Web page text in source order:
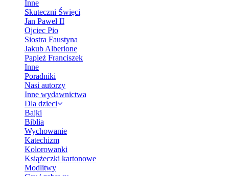
Inne
Skuteczni Święci
Jan Paweł II
Ojciec Pio
Siostra Faustyna
Jakub Alberione
Papież Franciszek
Inne
Poradniki
Nasi autorzy
Inne wydawnictwa
Dla dzieci
Bajki
Biblia
Wychowanie
Katechizm
Kolorowanki
Książeczki kartonowe
Modlitwy